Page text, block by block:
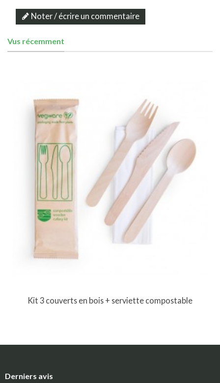
Noter / écrire un commentaire
Vus récemment
Kit 3 couverts en bois + serviette compostable
Derniers avis